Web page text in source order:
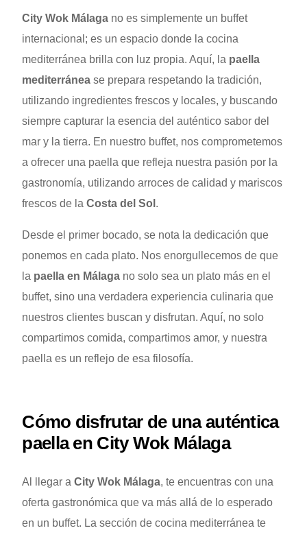
City Wok Málaga no es simplemente un buffet
internacional; es un espacio donde la cocina
mediterránea brilla con luz propia. Aquí, la paella
mediterránea se prepara respetando la tradición,
utilizando ingredientes frescos y locales, y buscando
siempre capturar la esencia del auténtico sabor del
mar y la tierra. En nuestro buffet, nos comprometemos
a ofrecer una paella que refleja nuestra pasión por la
gastronomía, utilizando arroces de calidad y mariscos
frescos de laCosta del Sol .
Desde el primer bocado, se nota la dedicación que
ponemos en cada plato. Nos enorgullecemos de que
la paella en Málaga no solo sea un plato más en el
buffet, sino una verdadera experiencia culinaria que
nuestros clientes buscan y disfrutan. Aquí, no solo
compartimos comida, compartimos amor, y nuestra
paella es un reflejo de esa filosofía.
Cómo disfrutar de una auténtica
paella en City Wok Málaga
Al llegar aCity Wok Málaga, te encuentras con una
oferta gastronómica que va más allá de lo esperado
en un buffet. La sección de cocina mediterránea te